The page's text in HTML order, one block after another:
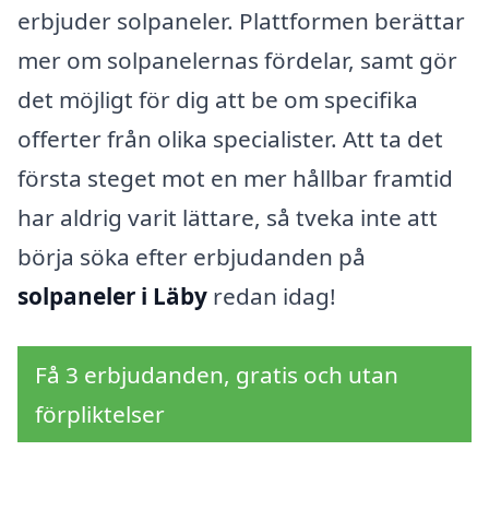
erbjuder solpaneler. Plattformen berättar
mer om solpanelernas fördelar, samt gör
det möjligt för dig att be om specifika
offerter från olika specialister. Att ta det
första steget mot en mer hållbar framtid
har aldrig varit lättare, så tveka inte att
börja söka efter erbjudanden på
solpaneler i Läby redan idag!
Få 3 erbjudanden, gratis och utan
förpliktelser